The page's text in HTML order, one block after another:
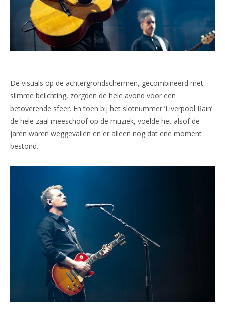
De visuals op de achtergrondschermen, gecombineerd met
slimme belichting, zorgden de hele avond voor een
betoverende sfeer. En toen bij het slotnummer ‘Liverpool Rain’
de hele zaal meeschoof op de muziek, voelde het alsof de
jaren waren weggevallen en er alleen nog dat ene moment
bestond.